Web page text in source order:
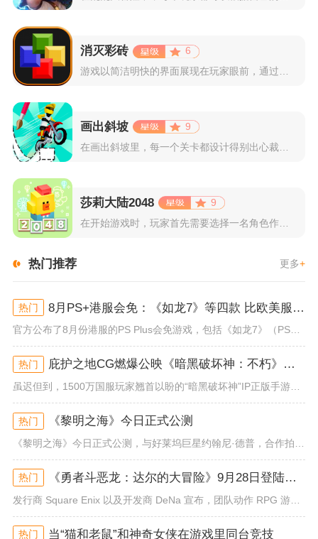
消灭彩砖
6
游戏以简洁明快的界面展现在玩家眼前，通过简单的滑动屏幕即可控...
画出斜坡
9
在画出斜坡里，每一个关卡都设计得别出心裁。玩家需要利用手指在...
莎莉大陆2048
9
在开始游戏时，玩家首先需要选择一名角色作为自己的代表，在神秘...
热门推荐 更多+
热门 8月PS+港服会免：《如龙7》等四款 比欧美服多一款
官方公布了8月份港服的PS Plus会免游戏，包括《如龙7》（PS4/PS5）、《小小梦魇》（PS4）、《托尼霍克职业滑...
热门 庇护之地CG燃爆公映《暗黑破坏神：不朽》今日全平台上线
虽迟但到，1500万国服玩家翘首以盼的“暗黑破坏神”IP正版手游《暗黑破坏神：不朽》已于今日全平台上线！动作RPG王者再...
热门 《黎明之海》今日正式公测
热门 《勇者斗恶龙：达尔的大冒险》9月28日登陆苹果谷歌应用商店
发行商 Square Enix 以及开发商 DeNa 宣布，团队动作 RPG 游戏《勇者斗恶龙：达尔的大冒险 魂之绊》将...
热门 当“猫和老鼠”和神奇女侠在游戏里同台竞技